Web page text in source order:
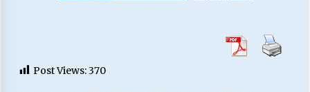
Post Views:370